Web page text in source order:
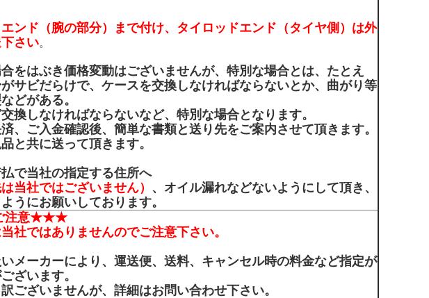
ンド（腕の部分）まで付け、タイロッドエンド（タイヤ側）は外
さい。
をはぶき価格変動はございませんが、特別な場合とは、たとえ
サビだらけで、ケースを交換しなければならないとか、曲がり等
どがある。
換しなければならないなど、特別な場合となります。
、ご入金確認後、簡単な書類と送り先をご案内させて頂きます。
と共に送って頂きます。
で当社の指定する住所へ
は当社ではございません） 、オイル漏れなどないようにして頂き、
うにお願いしております。
意★★★
社ではありませんのでご注意下さい。
メーカーにより、運送便、送料、キャンセル時の料金など指定が
ざいます。
ございませんが、詳細はお問い合わせ下さい。